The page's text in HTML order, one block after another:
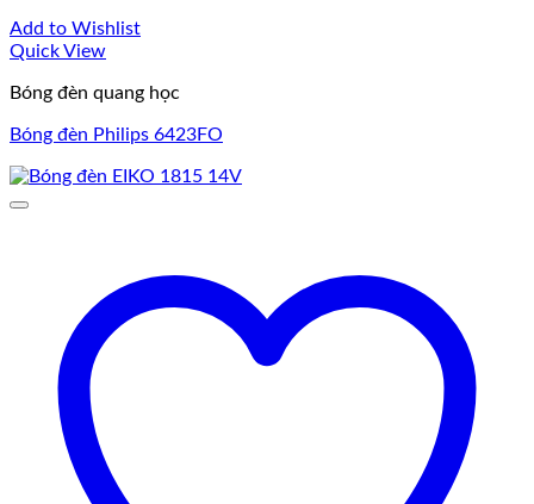
Add to Wishlist
Quick View
Bóng đèn quang học
Bóng đèn Philips 6423FO